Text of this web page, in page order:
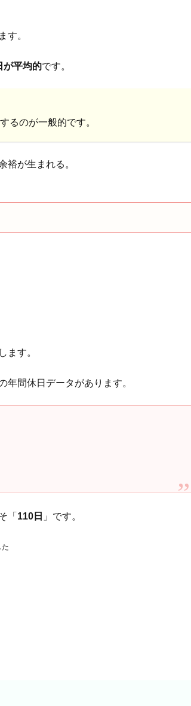
す。
が平均的です。
るのが一般的です。
裕が生まれる。
ます。
年間休日データがあります。
「 110日 」です。